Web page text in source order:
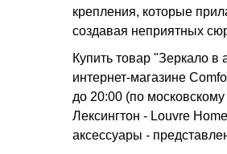
крепления, которые
создавая неприятных
Купить товар "Зеркало
интернет-магазине
до 20:00 (по
Лексингтон - Louvre
аксессуары -